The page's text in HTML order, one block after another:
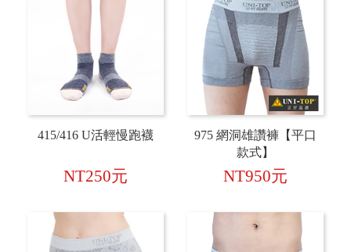
415/416 U活輕慢跑襪
NT250元
975 網洞雄讚褲【平口
款式】
NT950元